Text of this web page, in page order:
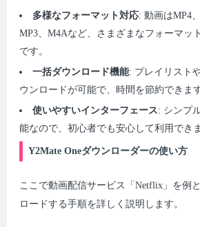
多様なフォーマット対応: 動画はMP4
MP3、M4Aなど、さまざまなフォーマッ
です。
一括ダウンロード機能: プレイリスト
ウンロードが可能で、時間を節約できます
使いやすいインターフェース: シンプ
能なので、初心者でも安心して利用できま
Y2Mate Oneダウンローダーの使い方
ここで動画配信サービス「Netflix」を例
ロードする手順を詳しく説明します。